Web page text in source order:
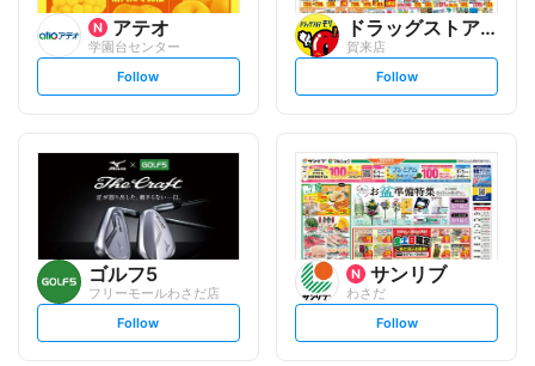
アテオ
学園台センター
s
t
l
o
w
Follow
ドラッグストアモリ
賀来店
s
t
o
w
Follow
ゴルフ5
フリーモールわさだ店
s
t
Follow
サンリブ
わさだ
s
t
Follow